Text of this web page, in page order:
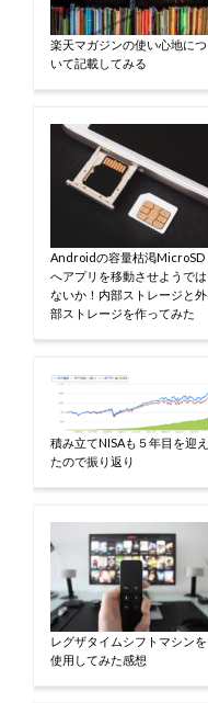
楽天マガジンの使い心地につ
いて記載してみる
Androidの容量枯渇MicroSD
へアプリを移動させようでは
ないか！内部ストレージと外
部ストレージを作ってみた
積み立てNISAも５年目を迎え
たので振り返り
レグザタイムシフトマシンを
使用してみた感想